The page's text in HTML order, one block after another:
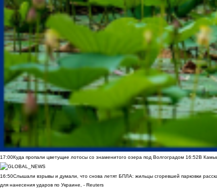
17:00Куда пропали цветущие лотосы со знаменитого озера под Волгоградом 16:52В
16:50Слышали взрывы и думали, что снова летят БПЛА: жильцы сгоревшей парковки
для нанесения ударов по Украине, - Reuters